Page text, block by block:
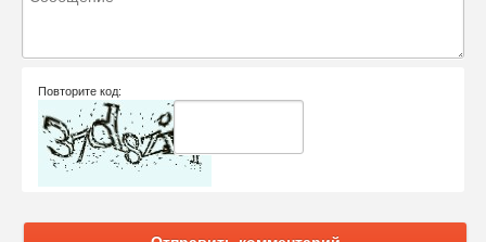
Повторите код: